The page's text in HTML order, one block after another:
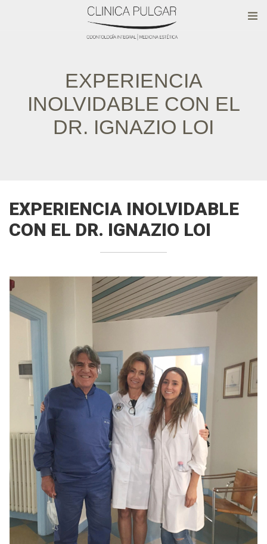
EXPERIENCIA
INOLVIDABLE CON EL
DR. IGNAZIO LOI
EXPERIENCIA INOLVIDABLE
CON EL DR. IGNAZIO LOI